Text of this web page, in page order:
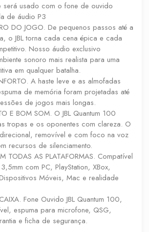
será usado com o fone de ouvido
de áudio P3
DO JOGO. De pequenos passos até a
o JBL torna cada cena épica e cada
Nosso áudio exclusivo
sonoro mais realista para uma
em qualquer batalha.
A haste leve e as almofadas
de memória foram projetadas até
de jogos mais longas.
E BOM SOM. O JBL Quantum 100
tropas e os oponentes com clareza. O
removível e com foco na voz
recursos de silenciamento.
TODAS AS PLATAFORMAS. Compatível
com PC, PlayStation, XBox,
Móveis, Mac e realidade
Fone Ouvido JBL Quantum 100,
espuma para microfone, QSG,
e ficha de segurança.